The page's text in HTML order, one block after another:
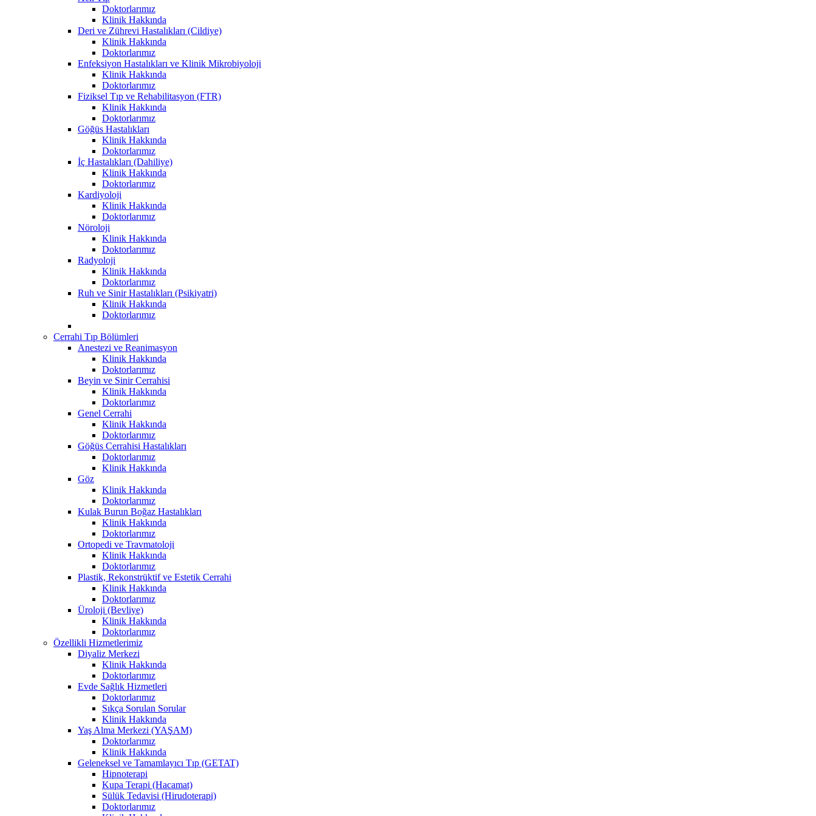
Doktorlarımız
Klinik Hakkında
Deri ve Zührevi Hastalıkları (Cildiye)
Klinik Hakkında
Doktorlarımız
Enfeksiyon Hastalıkları ve Klinik Mikrobiyoloji
Klinik Hakkında
Doktorlarımız
Fiziksel Tıp ve Rehabilitasyon (FTR)
Klinik Hakkında
Doktorlarımız
Göğüs Hastalıkları
Klinik Hakkında
Doktorlarımız
İç Hastalıkları (Dahiliye)
Klinik Hakkında
Doktorlarımız
Kardiyoloji
Klinik Hakkında
Doktorlarımız
Nöroloji
Klinik Hakkında
Doktorlarımız
Radyoloji
Klinik Hakkında
Doktorlarımız
Ruh ve Sinir Hastalıkları (Psikiyatri)
Klinik Hakkında
Doktorlarımız
Cerrahi Tıp Bölümleri
Anestezi ve Reanimasyon
Klinik Hakkında
Doktorlarımız
Beyin ve Sinir Cerrahisi
Klinik Hakkında
Doktorlarımız
Genel Cerrahi
Klinik Hakkında
Doktorlarımız
Göğüs Cerrahisi Hastalıkları
Doktorlarımız
Klinik Hakkında
Göz
Klinik Hakkında
Doktorlarımız
Kulak Burun Boğaz Hastalıkları
Klinik Hakkında
Doktorlarımız
Ortopedi ve Travmatoloji
Klinik Hakkında
Doktorlarımız
Plastik, Rekonstrüktif ve Estetik Cerrahi
Klinik Hakkında
Doktorlarımız
Üroloji (Bevliye)
Klinik Hakkında
Doktorlarımız
Özellikli Hizmetlerimiz
Diyaliz Merkezi
Klinik Hakkında
Doktorlarımız
Evde Sağlık Hizmetleri
Doktorlarımız
Sıkça Sorulan Sorular
Klinik Hakkında
Yaş Alma Merkezi (YAŞAM)
Doktorlarımız
Klinik Hakkında
Geleneksel ve Tamamlayıcı Tıp (GETAT)
Hipnoterapi
Kupa Terapi (Hacamat)
Sülük Tedavisi (Hirudoterapi)
Doktorlarımız